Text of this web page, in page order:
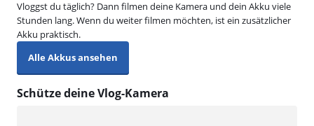
Vloggst du täglich? Dann filmen deine Kamera und dein Akku viele
Stunden lang. Wenn du weiter filmen möchten, ist ein zusätzlicher
Akku praktisch.
Alle Akkus ansehen
Schütze deine Vlog-Kamera